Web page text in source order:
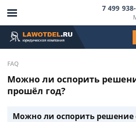
7 499
FAQ
Можно ли оспорить
прошёл год?
Можно ли оспорить решение